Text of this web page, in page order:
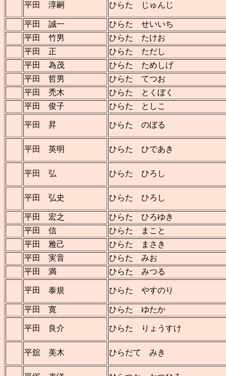
平田 淳嗣 ひらた じゅんじ
平田 誠一
ひらた せいいち
平田 竹男
ひらた たけお
平田 正
ひらた ただし
平田 為茂
ひらた ためしげ
平田 哲男
ひらた てつお
平田 禿木
ひらた とくぼく
平田 俊子
ひらた としこ
平田 昇 ひらた のぼる
平田 英明 ひらた ひであき
平田 弘 ひらた ひろし
平田 弘史 ひらた ひろし
平田 宏之
ひらた ひろゆき
平田 信
ひらた まこと
平田 雅己
ひらた まさき
平田 実音
ひらた みお
平田 満
ひらた みつる
平田 泰規 ひらた やすのり
平田 寛 ひらた ゆたか
平田 良介 ひらた りょうすけ
平舘 美木 ひらだて みき